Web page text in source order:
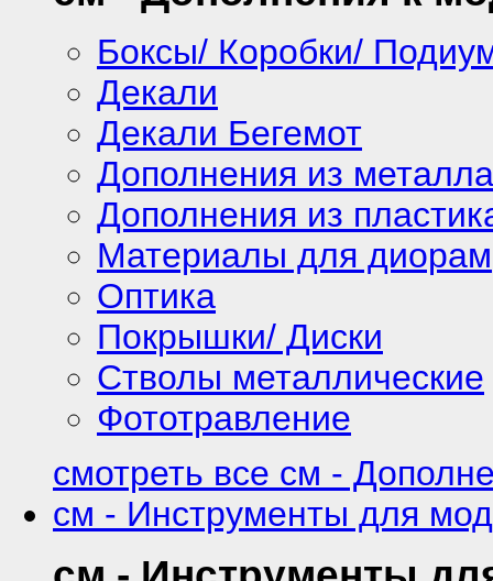
Боксы/ Коробки/
Декали
Декали Бегемот
Дополнения из металла
Дополнения из
Материалы для диорам
Оптика
Покрышки/ Диски
Стволы металлические
Фототравление
смотреть все см -
см - Инструменты для